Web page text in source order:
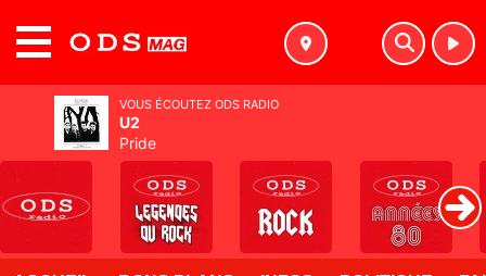
VOUS ÉCOUTEZ ODS RADIO
U2
Pride